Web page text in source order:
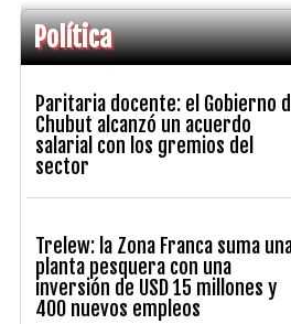
Política
Paritaria docente: el Gobierno
Chubut alcanzó un acuerdo
salarial con los gremios del
sector
Trelew: la Zona Franca suma
planta pesquera con una
inversión de USD 15 millones y
400 nuevos empleos